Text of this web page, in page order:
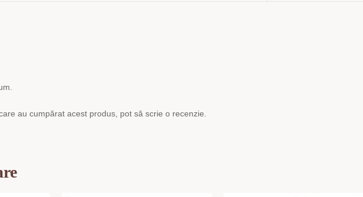
au cumpărat acest produs, pot să scrie o recenzie.